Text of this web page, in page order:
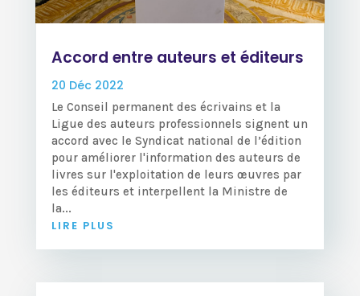
Accord entre auteurs et éditeurs
20 Déc 2022
Le Conseil permanent des écrivains et la
Ligue des auteurs professionnels signent un
accord avec le Syndicat national de l’édition
pour améliorer l'information des auteurs de
livres sur l'exploitation de leurs œuvres par
les éditeurs et interpellent la Ministre de
la...
LIRE PLUS